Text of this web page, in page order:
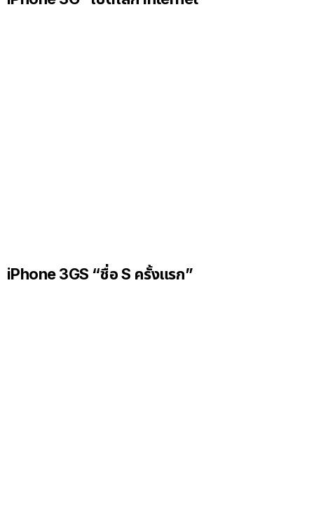
iPhone 3GS “ชื่อ S ครั้งแรก”